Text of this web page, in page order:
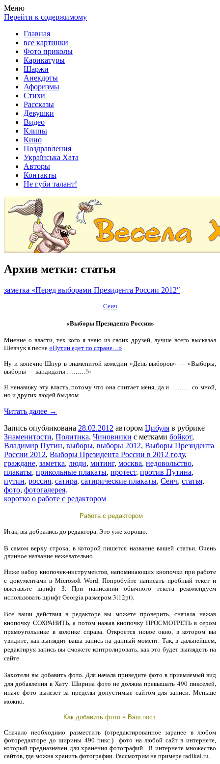
Весела хата — прикольные картинки, смешные истории,
клипы!
Покажем всем ваши фото приколы, карикатуры, шаржи, стихи,
рассказы, видео и песни!
Меню
Перейти к содержимому
Главная
все картинки
Фото приколы
Карикатуры
Шаржи
Анекдоты
Афоризмы
Стихи
Рассказы
Девушки
Видео
Клипы
Кино
Поздравления
Українська Хата
Авторы
Контакты
Не губи талант!
Архив метки: статья
заметка «Перед выборами Президента России 2012″
Сеич
«Выборы Президента России»
Мнение о власти, тех кого я знаю из своих друзей, лучше всего высказал
Шевчук в песне «Путин едет по стране…» .
Ну и конечно Шнур в знаменитой комедии «День выборов» — «Выборы,
выборы — кандидаты ………!»
Я ненавижу эту власть, потому что она считает меня, да и ……… со мной,
но и других людей быдлом.
Читать далее →
Запись опубликована 28.02.2012 автором Цибуля в рубрике
Знаменитости, Политика, Чиновники с метками бойкот,
Владимир Путин, выборы, выборы 2012, Выборы Президента
России 2012, Выборы Президента России в 2012 году,
граждане, заметка, люди, митинг, москва, недовольство,
плакаты, прикольные плакаты, протест, против Путина,
путин, россия, сатира, сатирические плакаты, Сеич, статья,
фото, фотогалерея.
коротко о работе с редактором
Работа с редактором
Итак, вы добрались до редактора. Это уже хорошо.
В самом верху строка, в которой пишется название вашей статьи. Очень
длинное название нежелательно.
Ниже набор кнопочек-инструментов, напоминающих кнопочки при работе
с документамив Microsoft Word. Попробуйте написать пробный текст и
выставьте шрифт 3. При написании обычного текста рекомендуем
использовать шрифт Georgia размером 3(12pt).
Все ваши действия в редакторе вы можете проверить, сначала нажав
кнопочку СОХРАНИТЬ, а потом нажав кнопочку ПРОСМОТРЕТЬ в сером
прямоугольнике в колонке справа. Откроется новое окно, в котором вы
увидите, как выглядит ваша запись на данный момент. Так, в дальнейшем,
редактируя запись вы сможете контролировать, как это будет выглядеть на
сайте.
Захотели вы добавить фото. Для начала приведите фото в приемлемый вид
для добавления в Хату. Ширина фото не должна превышать 490 пикселей,
иначе фото вылезет за пределы допустимые сайтом для записи. Меньше
можно.
Как добавить фото в Ваш пост.
Сначало необходимо разместить (отредактированное заранее в любом
фоторедакторе до ширины 490 пикс.) фото на любой сайт в интернете,
который предназначен для хранения фотографий. В интернете множество
сайтов, где можна хранить фотографии. Рассмотрим на примере radikal.ru.